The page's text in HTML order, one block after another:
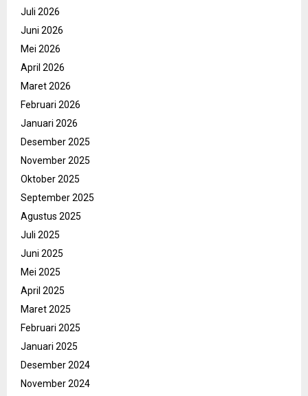
Juli 2026
Juni 2026
Mei 2026
April 2026
Maret 2026
Februari 2026
Januari 2026
Desember 2025
November 2025
Oktober 2025
September 2025
Agustus 2025
Juli 2025
Juni 2025
Mei 2025
April 2025
Maret 2025
Februari 2025
Januari 2025
Desember 2024
November 2024